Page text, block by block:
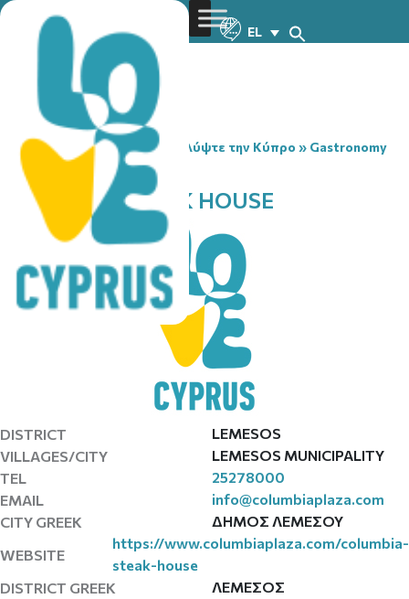
EL
You are here:Home» Ανακαλύψτε την Κύπρο » Gastronomy
» COLUMBIA STEAK HOUSE
COLUMBIA STEAK HOUSE
DISTRICT
LEMESOS
VILLAGES/CITY
LEMESOS MUNICIPALITY
TEL
25278000
EMAIL
info@columbiaplaza.com
CITY GREEK
ΔΗΜΟΣ ΛΕΜΕΣΟΥ
WEBSITE
https://www.columbiaplaza.com/columbia-
steak-house
DISTRICT GREEK
ΛΕΜΕΣΟΣ